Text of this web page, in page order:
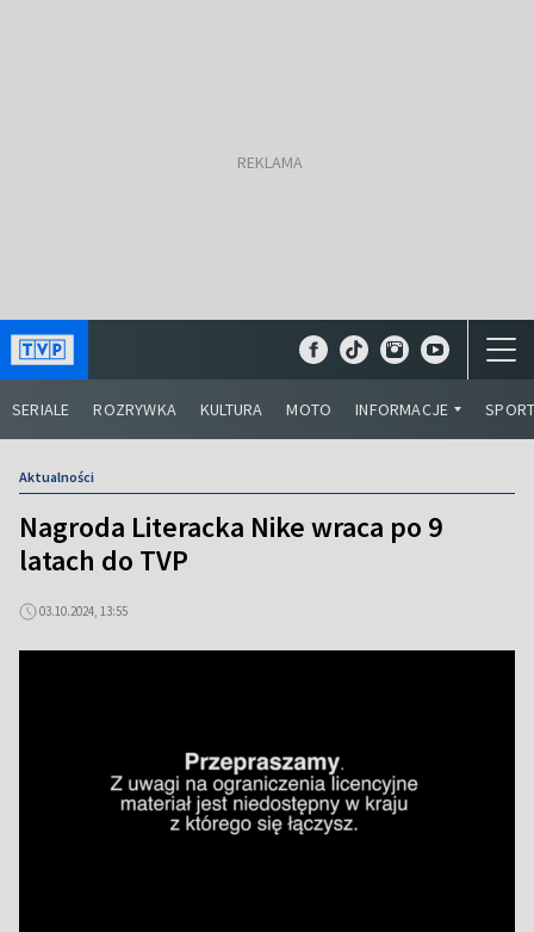
SERIALE ROZRYWKA KULTURA MOTO INFORMACJE
Aktualności
Nagroda Literacka Nike wraca po 9
latach do TVP
03.10.2024, 13:55